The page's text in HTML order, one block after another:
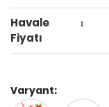
Havale
Fiyatı
Varyant